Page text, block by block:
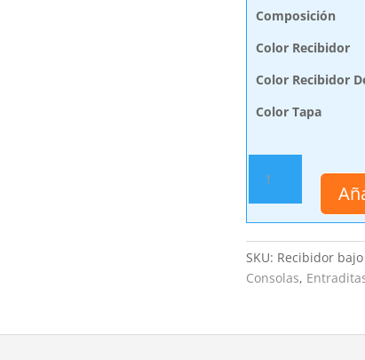
Composición
Color Recibidor
Color Recibidor
Color Tapa
Bajo
Clássica
Perlatto
cantidad
SKU: Recibidor
Consolas,